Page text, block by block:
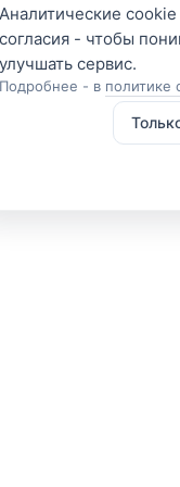
Аналитические
согласия - чтобы
Подробнее - в политике